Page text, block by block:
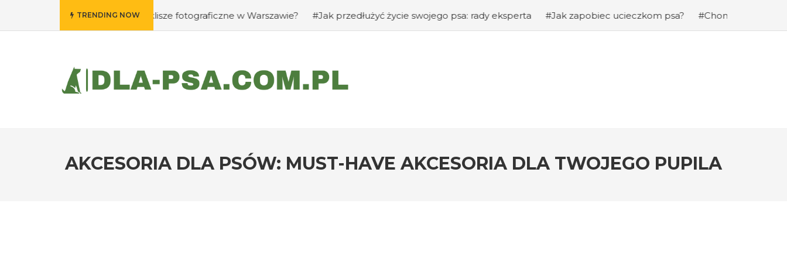
TRENDING NOW
wywołać swoje klisze fotograficzne w Warszawie? #Jak przedłużyć życie swojego psa: rady eksperta #Jak zapobiec ucieczkom psa? #Chomiki Dżungarskie Cena:
AKCESORIA DLA PSÓW: MUST-HAVE AKCESORIA DLA TWOJEGO PUPILA